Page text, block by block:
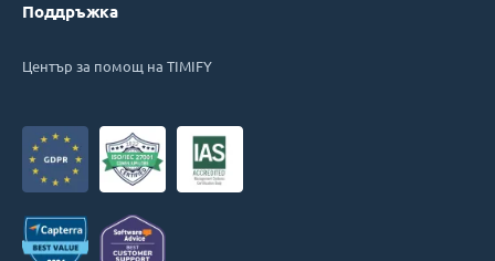
Поддръжка
Център за помощ на TIMIFY